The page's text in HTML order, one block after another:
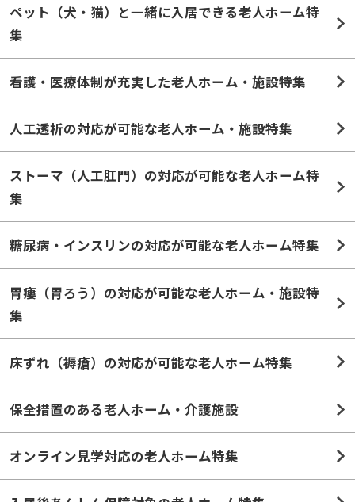
ペット（犬・猫）と一緒に入居できる老人ホーム特
集
看護・医療体制が充実した老人ホーム・施設特集
人工透析の対応が可能な老人ホーム・施設特集
ストーマ（人工肛門）の対応が可能な老人ホーム特
集
糖尿病・インスリンの対応が可能な老人ホーム特集
胃瘻（胃ろう）の対応が可能な老人ホーム・施設特
集
床ずれ（褥瘡）の対応が可能な老人ホーム特集
保全措置のある老人ホーム・介護施設
オンライン見学対応の老人ホーム特集